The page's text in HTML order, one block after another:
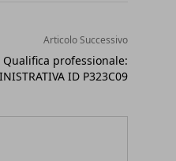
Articolo Successivo
Qualifica professionale:
ID P323C09